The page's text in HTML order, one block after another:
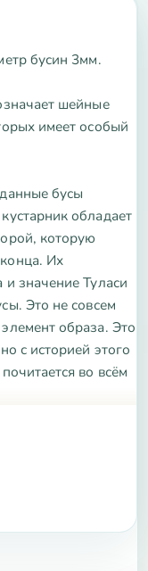
бусин 3мм.
шейные
имеет особый
бусы
обладает
которую
Их
значение Туласи
Это не совсем
образа. Это
с историей этого
во всём
и
одним из
во всем мире.